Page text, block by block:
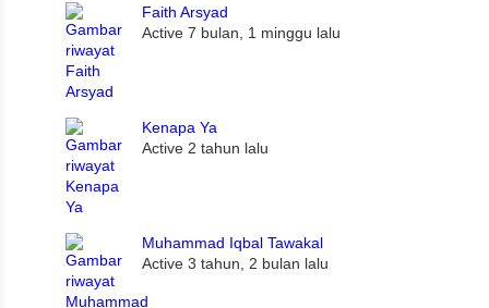
Faith Arsyad
Active 7 bulan, 1 minggu lalu
Kenapa Ya
Active 2 tahun lalu
Muhammad Iqbal Tawakal
Active 3 tahun, 2 bulan lalu